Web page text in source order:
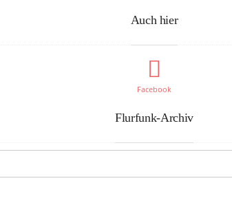
Auch hier
Facebook
Flurfunk-Archiv